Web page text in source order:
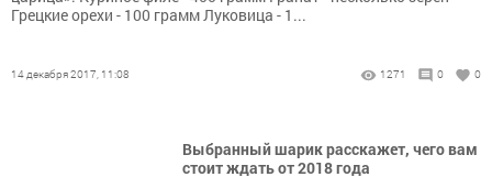
Грецкие орехи - 100 грамм Луковица - 1...
14 декабря 2017, 11:08 1271 0 0
Выбранный шарик расскажет, чего вам
стоит ждать от 2018 года